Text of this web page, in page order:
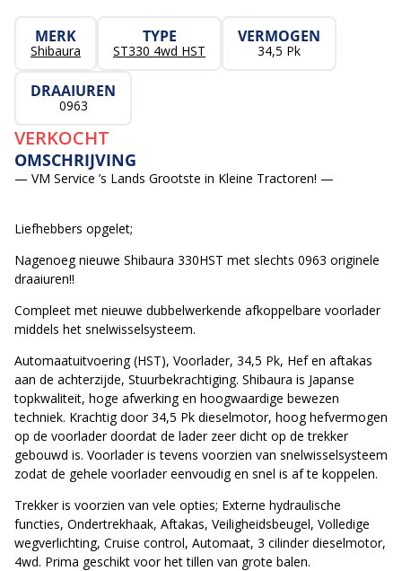
MERK
Shibaura
TYPE
ST330 4wd HST
VERMOGEN
34,5 Pk
DRAAIUREN
0963
VERKOCHT
OMSCHRIJVING
— VM Service ’s Lands Grootste in Kleine Tractoren! —
Liefhebbers opgelet;
Nagenoeg nieuwe Shibaura 330HST met slechts 0963 originele
draaiuren!!
Compleet met nieuwe dubbelwerkende afkoppelbare voorlader
middels het snelwisselsysteem.
Automaatuitvoering (HST), Voorlader, 34,5 Pk, Hef en aftakas
aan de achterzijde, Stuurbekrachtiging. Shibaura is Japanse
topkwaliteit, hoge afwerking en hoogwaardige bewezen
techniek. Krachtig door 34,5 Pk dieselmotor, hoog hefvermogen
op de voorlader doordat de lader zeer dicht op de trekker
gebouwd is. Voorlader is tevens voorzien van snelwisselsysteem
zodat de gehele voorlader eenvoudig en snel is af te koppelen.
Trekker is voorzien van vele opties; Externe hydraulische
functies, Ondertrekhaak, Aftakas, Veiligheidsbeugel, Volledige
wegverlichting, Cruise control, Automaat, 3 cilinder dieselmotor,
4wd. Prima geschikt voor het tillen van grote balen.